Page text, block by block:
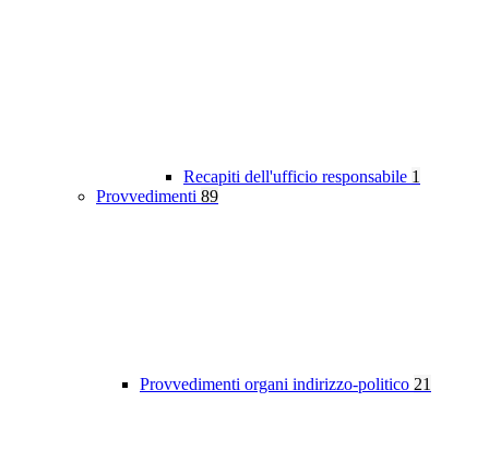
Recapiti dell'ufficio responsabile 1
Provvedimenti 89
Provvedimenti organi indirizzo-politico 21